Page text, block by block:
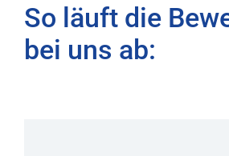
So läuft die
bei uns ab: